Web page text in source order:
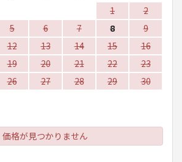
1
2
5 6 7 8
9
12 13 14 15
16
19 20 21 22
23
26 27 28 29
30
価格が見つかりません